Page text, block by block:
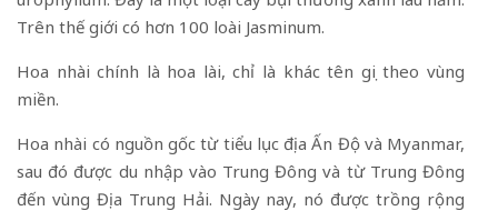
Trên thế giới có hơn 100 loài Jasminum.
Hoa nhài chính là hoa lài, chỉ là khác tên gọi theo vùng
miền.
Hoa nhài có nguồn gốc từ tiểu lục địa Ấn Độ và Myanmar,
sau đó được du nhập vào Trung Đông và từ Trung Đông
đến vùng Địa Trung Hải. Ngày nay, nó được trồng rộng